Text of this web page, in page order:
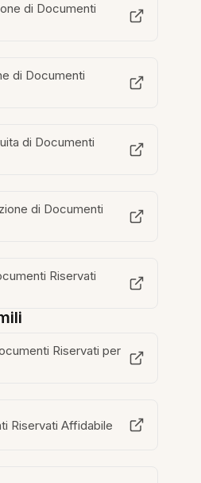
di Documenti
di Documenti
di Documenti
di Documenti
Riservati
Riservati per
Riservati Affidabile